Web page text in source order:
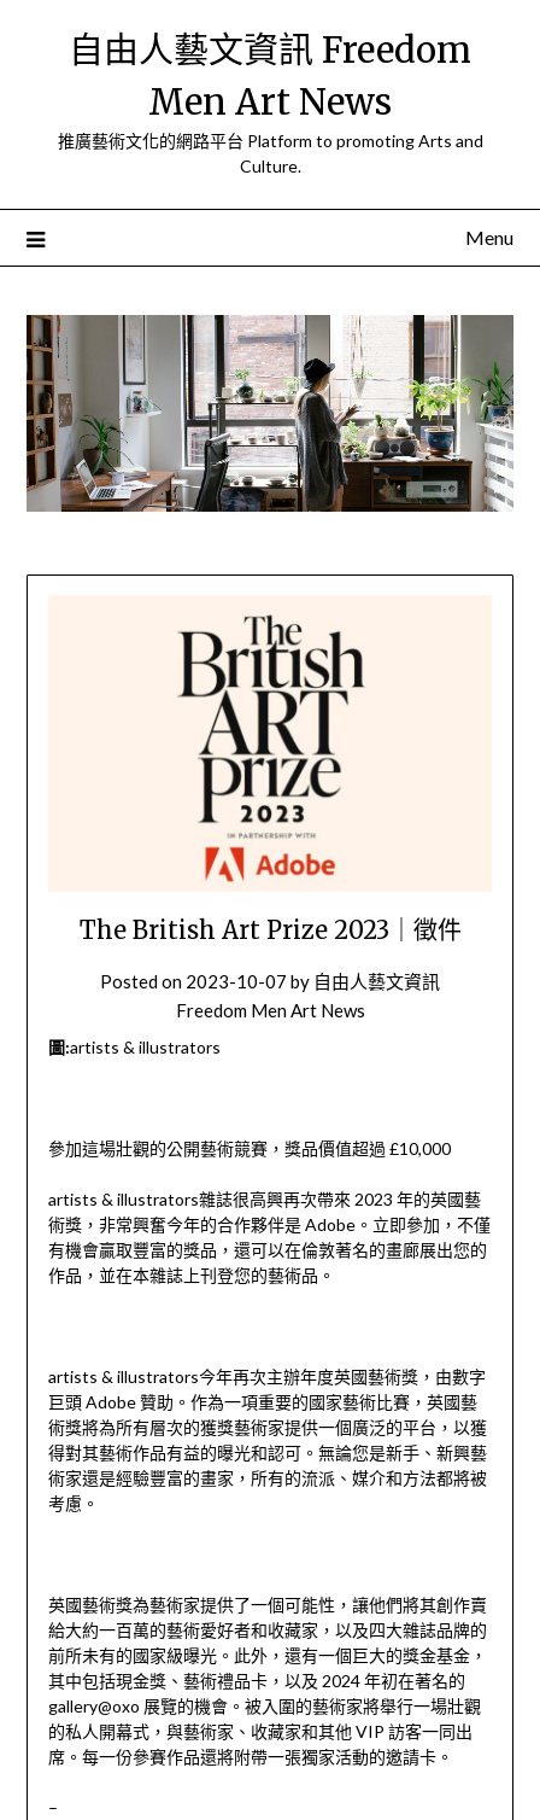
自由人藝文資訊 Freedom
Men Art News
推廣藝術文化的網路平台 Platform to promoting Arts and
Culture.
Menu
The British Art Prize 2023｜徵件
Posted on 2023-10-07 by 自由人藝文資訊
Freedom Men Art News
圖:artists & illustrators
參加這場壯觀的公開藝術競賽，獎品價值超過 £10,000
artists & illustrators雜誌很高興再次帶來 2023 年的英國藝
術獎，非常興奮今年的合作夥伴是 Adobe。立即參加，不僅
有機會贏取豐富的獎品，還可以在倫敦著名的畫廊展出您的
作品，並在本雜誌上刊登您的藝術品。
artists & illustrators今年再次主辦年度英國藝術獎，由數字
巨頭 Adobe 贊助。作為一項重要的國家藝術比賽，英國藝
術獎將為所有層次的獲獎藝術家提供一個廣泛的平台，以獲
得對其藝術作品有益的曝光和認可。無論您是新手、新興藝
術家還是經驗豐富的畫家，所有的流派、媒介和方法都將被
考慮。
英國藝術獎為藝術家提供了一個可能性，讓他們將其創作賣
給大約一百萬的藝術愛好者和收藏家，以及四大雜誌品牌的
前所未有的國家級曝光。此外，還有一個巨大的獎金基金，
其中包括現金獎、藝術禮品卡，以及 2024 年初在著名的
gallery@oxo 展覽的機會。被入圍的藝術家將舉行一場壯觀
的私人開幕式，與藝術家、收藏家和其他 VIP 訪客一同出
席。每一份參賽作品還將附帶一張獨家活動的邀請卡。
–